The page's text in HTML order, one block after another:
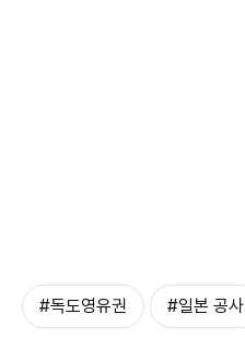
#독도영유권 #일본 공사